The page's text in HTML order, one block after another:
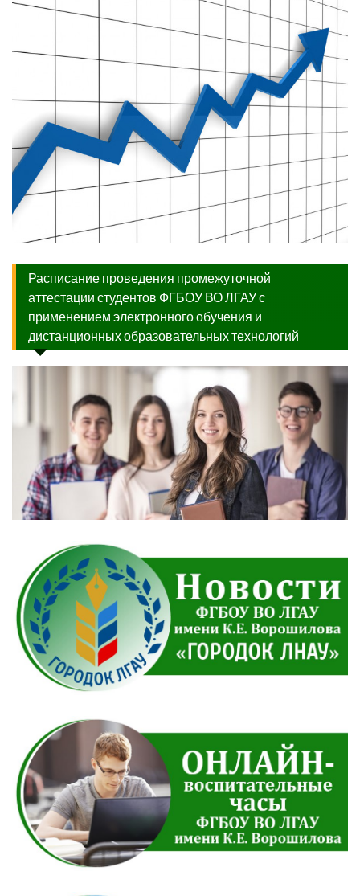
Расписание проведения промежуточной
аттестации студентов ФГБОУ ВО ЛГАУ с
применением электронного обучения и
дистанционных образовательных технологий